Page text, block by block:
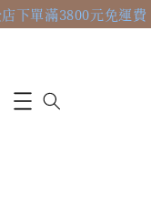
單滿3800元免運費！